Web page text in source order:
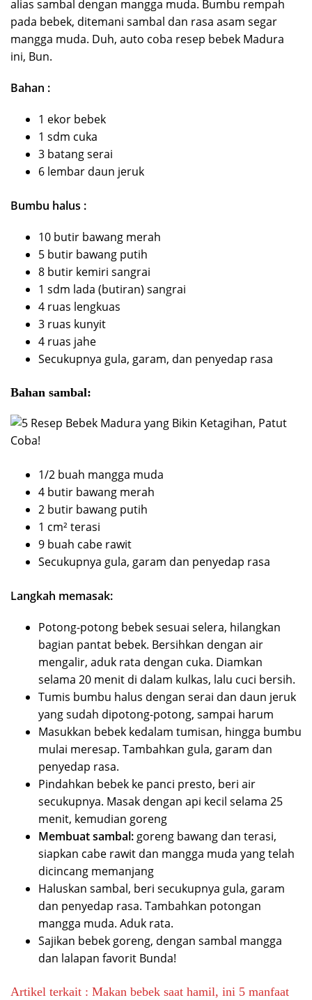
alias sambal dengan mangga muda. Bumbu rempah
pada bebek, ditemani sambal dan rasa asam segar
mangga muda. Duh, auto coba resep bebek Madura
ini, Bun.
Bahan :
1 ekor bebek
1 sdm cuka
3 batang serai
6 lembar daun jeruk
Bumbu halus :
10 butir bawang merah
5 butir bawang putih
8 butir kemiri sangrai
1 sdm lada (butiran) sangrai
4 ruas lengkuas
3 ruas kunyit
4 ruas jahe
Secukupnya gula, garam, dan penyedap rasa
Bahan sambal:
1/2 buah mangga muda
4 butir bawang merah
2 butir bawang putih
1 cm² terasi
9 buah cabe rawit
Secukupnya gula, garam dan penyedap rasa
Langkah memasak:
Potong-potong bebek sesuai selera, hilangkan
bagian pantat bebek. Bersihkan dengan air
mengalir, aduk rata dengan cuka. Diamkan
selama 20 menit di dalam kulkas, lalu cuci bersih.
Tumis bumbu halus dengan serai dan daun jeruk
yang sudah dipotong-potong, sampai harum
Masukkan bebek kedalam tumisan, hingga bumbu
mulai meresap. Tambahkan gula, garam dan
penyedap rasa.
Pindahkan bebek ke panci presto, beri air
secukupnya. Masak dengan api kecil selama 25
menit, kemudian goreng
Membuat sambal: goreng bawang dan terasi,
siapkan cabe rawit dan mangga muda yang telah
dicincang memanjang
Haluskan sambal, beri secukupnya gula, garam
dan penyedap rasa. Tambahkan potongan
mangga muda. Aduk rata.
Sajikan bebek goreng, dengan sambal mangga
dan lalapan favorit Bunda!
Artikel terkait : Makan bebek saat hamil, ini 5 manfaat